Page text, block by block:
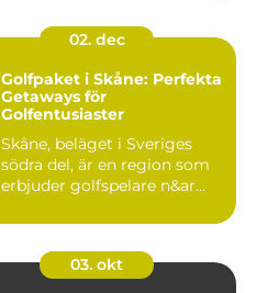
02. dec
Golfpaket i Skåne: Perfekta
Getaways för
Golfentusiaster
Skåne, beläget i Sveriges
södra del, är en region som
erbjuder golfspelare n&ar...
03. okt